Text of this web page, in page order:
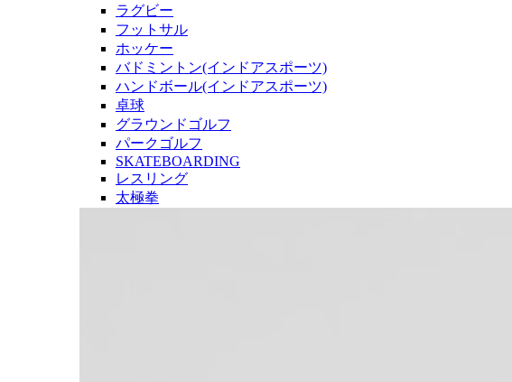
ラグビー
フットサル
ホッケー
バドミントン(インドアスポーツ)
ハンドボール(インドアスポーツ)
卓球
グラウンドゴルフ
パークゴルフ
SKATEBOARDING
レスリング
太極拳